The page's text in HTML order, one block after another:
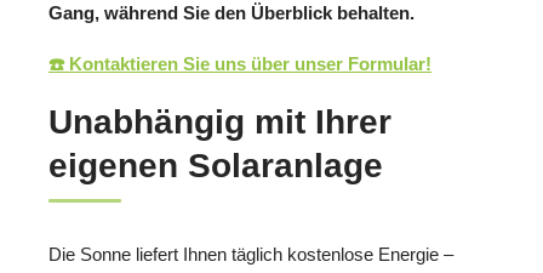
Gang, während Sie den Überblick behalten.
☎️ Kontaktieren Sie uns über unser Formular!
Unabhängig mit Ihrer
eigenen Solaranlage
Die Sonne liefert Ihnen täglich kostenlose Energie –